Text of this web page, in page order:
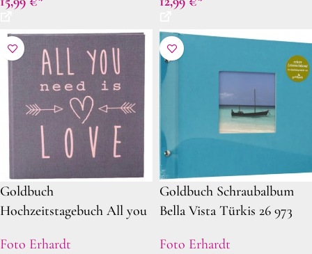
Goldbuch
Hochzeitstagebuch All you
Foto Erhardt
Goldbuch Schraubalbum
Bella Vista Türkis 26 973
Foto Erhardt